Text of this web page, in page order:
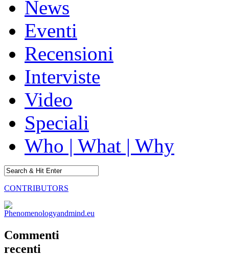
News
Eventi
Recensioni
Interviste
Video
Speciali
Who | What | Why
CONTRIBUTORS
Commenti
recenti